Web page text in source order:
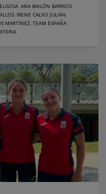
ANA BAILÓN BARRIOS
IRENE CALVO JULIÁN
MARTÍNEZ TEAM ESPAÑA